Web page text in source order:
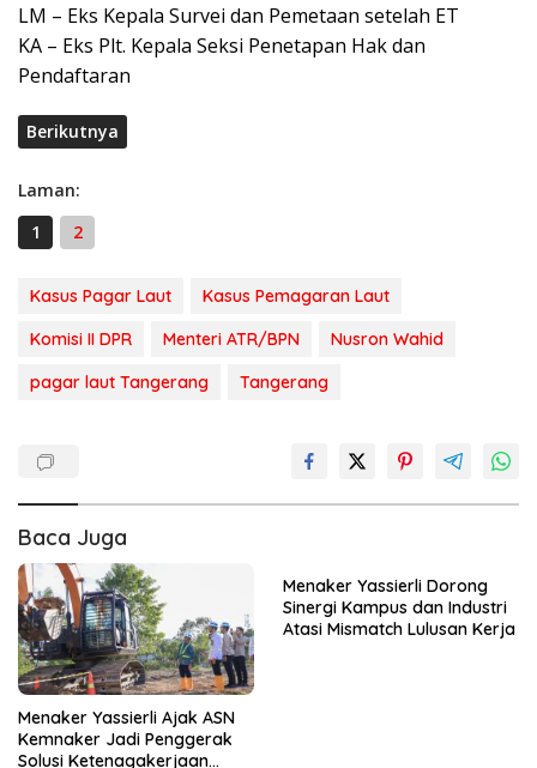
LM – Eks Kepala Survei dan Pemetaan setelah ET
KA – Eks Plt. Kepala Seksi Penetapan Hak dan
Pendaftaran
Berikutnya
Laman:
1
2
Kasus Pagar Laut
Kasus Pemagaran Laut
Komisi II DPR
Menteri ATR/BPN
Nusron Wahid
pagar laut Tangerang
Tangerang
Baca Juga
Menaker Yassierli Ajak ASN
Kemnaker Jadi Penggerak
Solusi Ketenagakerjaan
Menaker Yassierli Dorong
Sinergi Kampus dan Industri
Atasi Mismatch Lulusan Kerja